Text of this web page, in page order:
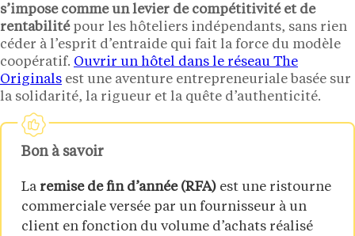
s’impose comme un levier de compétitivité et de
rentabilitépour les hôteliers indépendants, sans rien
céder à l’esprit d’entraide qui fait la force du modèle
coopératif. Ouvrir un hôtel dans le réseau The
Originals est une aventure entrepreneuriale basée sur
la solidarité, la rigueur et la quête d’authenticité.
Bon à savoir
La remise de fin d’année (RFA) est une ristourne
commerciale versée par un fournisseur à un
client en fonction du volume d’achats réalisé